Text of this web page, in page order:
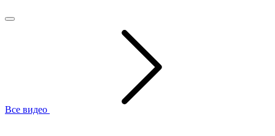
Все видео